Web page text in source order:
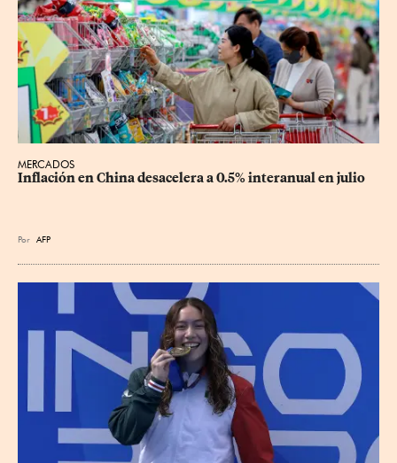
MERCADOS
Inflación en China desacelera a 0.5% interanual en julio
Por AFP